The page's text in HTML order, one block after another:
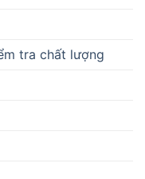
tra chất lượng